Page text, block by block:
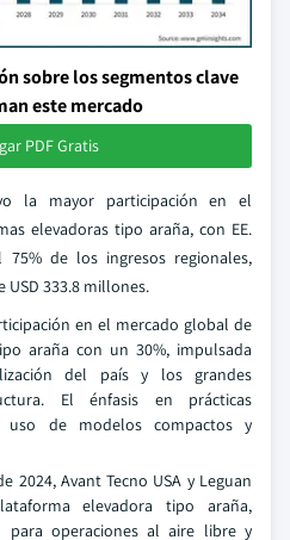
sobre los segmentos clave
este mercado
PDF Gratis
la mayor participación en el
elevadoras tipo araña, con EE.
75% de los ingresos regionales,
333.8 millones.
en el mercado global de
araña con un 30%, impulsada
del país y los grandes
El énfasis en prácticas
uso de modelos compactos y
2024, Avant Tecno USA y Leguan
elevadora tipo araña,
para operaciones al aire libre y